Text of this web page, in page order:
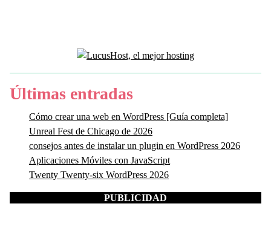
Últimas entradas
Cómo crear una web en WordPress [Guía completa]
Unreal Fest de Chicago de 2026
consejos antes de instalar un plugin en WordPress 2026
Aplicaciones Móviles con JavaScript
Twenty Twenty-six WordPress 2026
PUBLICIDAD